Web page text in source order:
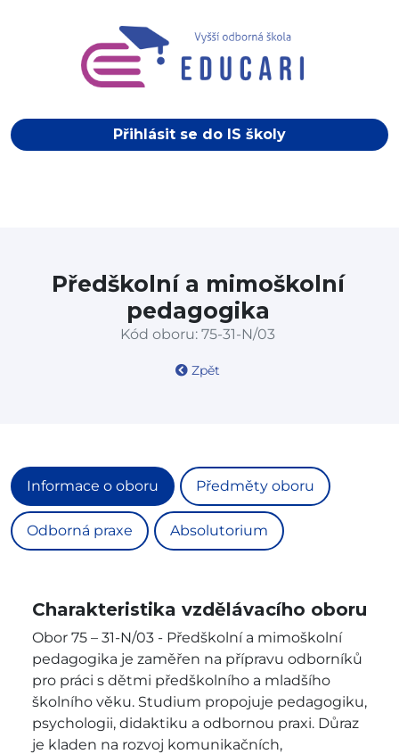
Přihlásit se do IS školy
Předškolní a mimoškolní
pedagogika
Kód oboru: 75-31-N/03
Zpět
Informace o oboru Předměty oboru
Odborná praxe Absolutorium
Charakteristika vzdělávacího oboru
Obor 75 – 31-N/03 - Předškolní a mimoškolní
pedagogika je zaměřen na přípravu odborníků
pro práci s dětmi předškolního a mladšího
školního věku. Studium propojuje pedagogiku,
psychologii, didaktiku a odbornou praxi. Důraz
je kladen na rozvoj komunikačních,